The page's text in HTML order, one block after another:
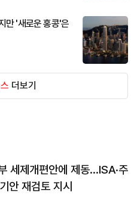
만 '새로운 홍콩'은
더보기
세제개편안에 제동…ISA·주
안 재검토 지시